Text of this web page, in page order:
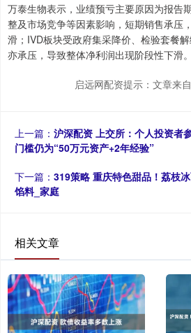
万泰生物表示，业绩预亏主要原因为报告
整及市场竞争等因素影响，短期销售承压
滑；IVD板块受政府集采降价、检验套餐
亦承压，导致整体净利润出现阶段性下滑。
启远网配资提示：文章来
上一篇： 沪深配资 上交所：个人投资者
门槛仍为“50万元资产+2年经验”
下一篇： 319策略 重庆特色甜品！荔枝
馅料_家庭
相关文章